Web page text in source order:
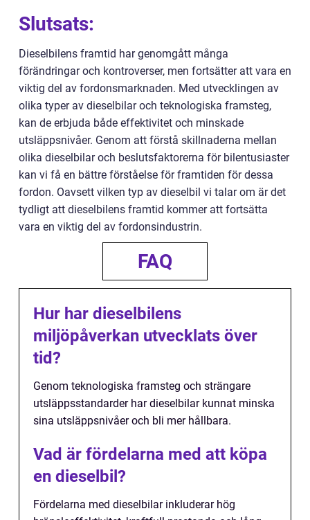
Slutsats:
Dieselbilens framtid har genomgått många
förändringar och kontroverser, men fortsätter att vara en
viktig del av fordonsmarknaden. Med utvecklingen av
olika typer av dieselbilar och teknologiska framsteg,
kan de erbjuda både effektivitet och minskade
utsläppsnivåer. Genom att förstå skillnaderna mellan
olika dieselbilar och beslutsfaktorerna för bilentusiaster
kan vi få en bättre förståelse för framtiden för dessa
fordon. Oavsett vilken typ av dieselbil vi talar om är det
tydligt att dieselbilens framtid kommer att fortsätta
vara en viktig del av fordonsindustrin.
FAQ
Hur har dieselbilens
miljöpåverkan utvecklats över
tid?
Genom teknologiska framsteg och strängare
utsläppsstandarder har dieselbilar kunnat minska
sina utsläppsnivåer och bli mer hållbara.
Vad är fördelarna med att köpa
en dieselbil?
Fördelarna med dieselbilar inkluderar hög